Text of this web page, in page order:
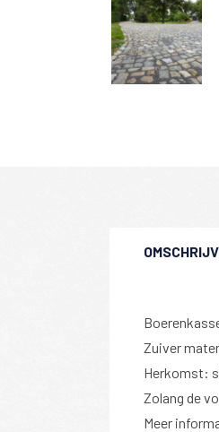
Zuiver
Herkomst:
Zolang de
Meer